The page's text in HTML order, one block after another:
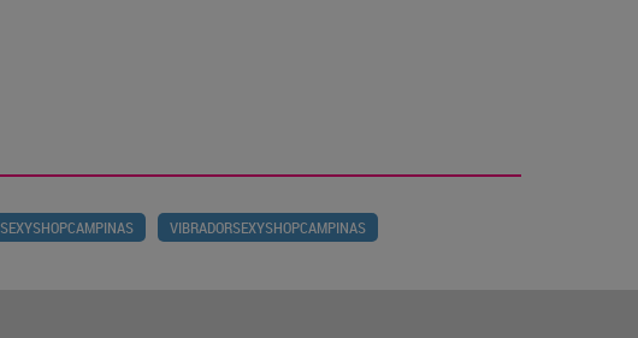
SEXYSHOPCAMPINAS VIBRADORSEXYSHOPCAMPINAS